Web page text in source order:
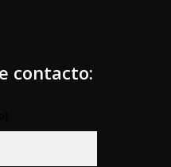
contacto: